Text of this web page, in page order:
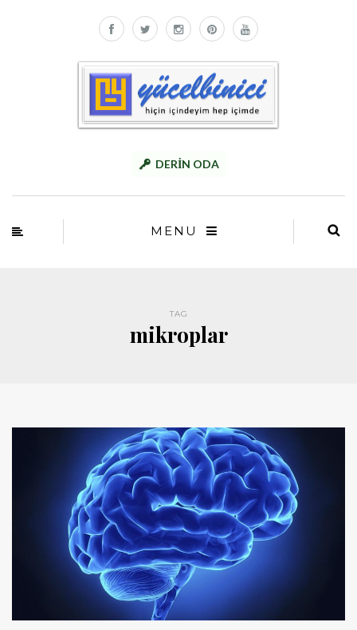
DERİN ODA
MENU
TAG
mikroplar